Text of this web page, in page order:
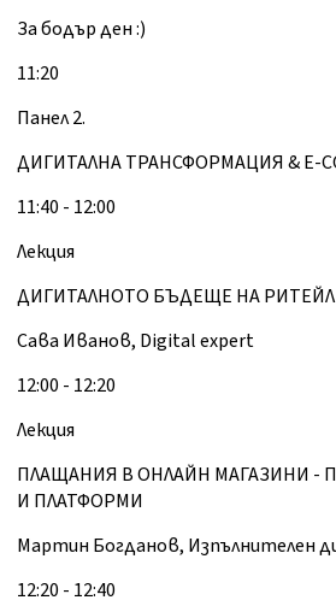
За бодър ден :)
11:20
Панел 2.
ДИГИТАЛНА ТРАНСФОРМАЦИЯ & E-
11:40 - 12:00
Лекция
ДИГИТАЛНОТО БЪДЕЩЕ НА
Сава Иванов, Digital expert
12:00 - 12:20
Лекция
ПЛАЩАНИЯ В ОНЛАЙН МАГАЗИНИ -
И ПЛАТФОРМИ
Maртин Богданов, Изпълнителен
12:20 - 12:40